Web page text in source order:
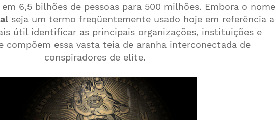
6,5 bilhões de pessoas para 500 milhões. Embora o nome
seja um termo freqüentemente usado hoje em referência a
útil identificar as principais organizações, instituições e
compõem essa vasta teia de aranha interconectada de
conspiradores de elite.